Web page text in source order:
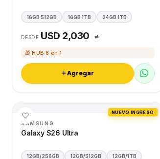
16GB 512GB 16GB 1TB 24GB 1TB
DESDE USD 2,030 ⇄
🎁 HUB 8 en 1
Agregar
NUEVO INGRESO
SAMSUNG
Galaxy S26 Ultra
12GB/256GB 12GB/512GB 12GB/1TB